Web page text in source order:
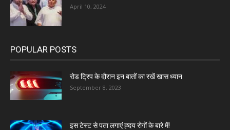
April 10, 2024
POPULAR POSTS
रोड ट्रिप के दौरान इन बातों का रखें खास ध्यान
September 8, 2023
इस टेस्ट से पता लगाएं ह्दय रोगों के बारे में!